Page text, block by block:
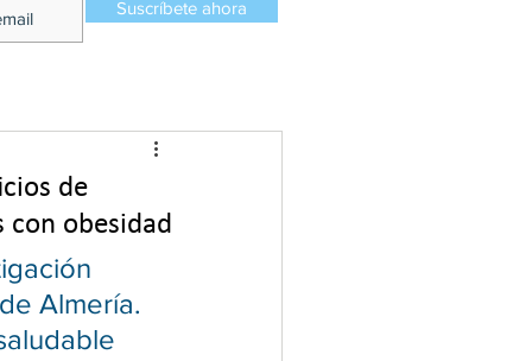
Suscríbete ahora
de
obesidad
Almería.